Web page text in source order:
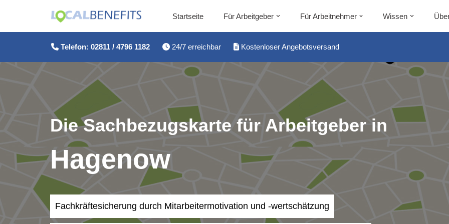
Startseite Für Arbeitgeber Für Arbeitnehmer Wissen
Telefon: 02811 / 4796 1182 24/7 erreichbar Kostenloser Angebotsversand
Die Sachbezugskarte für Arbeitgeber in
Hagenow
Fachkräftesicherung durch Mitarbeitermotivation und -wertschätzung